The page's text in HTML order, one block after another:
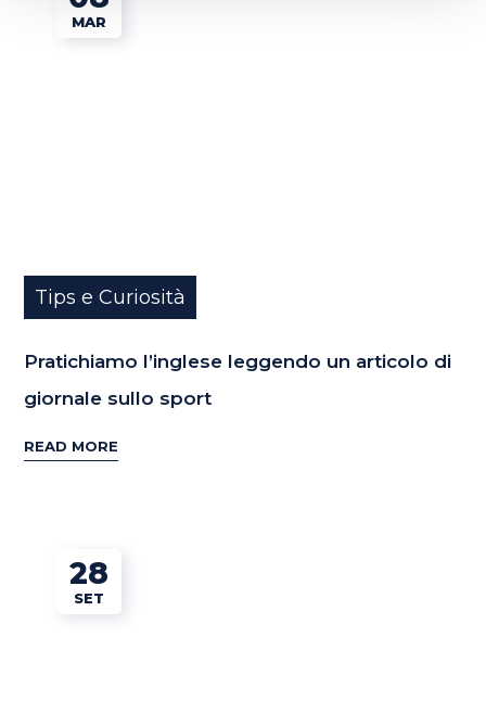
MAR
Tips e Curiosità
Pratichiamo l’inglese leggendo un articolo di
giornale sullo sport
READ MORE
28
SET